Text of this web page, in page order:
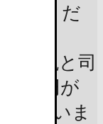
確認くだ
許税と司
3万円が
していま